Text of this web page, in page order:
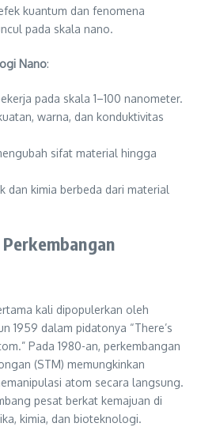
kuantum dan fenomena
pada skala nano.
Nano:
pada skala 1–100 nanometer.
warna, dan konduktivitas
sifat material hingga
dan kimia berbeda dari material
kali dipopulerkan oleh
1959 dalam pidatonya “There’s
Pada 1980-an, perkembangan
(STM) memungkinkan
atom secara langsung.
pesat berkat kemajuan di
kimia, dan bioteknologi.